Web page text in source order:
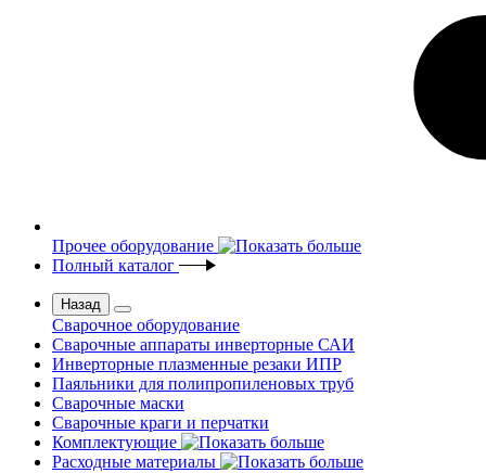
Прочее оборудование
Полный каталог
Назад
Сварочное оборудование
Сварочные аппараты инверторные САИ
Инверторные плазменные резаки ИПР
Паяльники для полипропиленовых труб
Сварочные маски
Сварочные краги и перчатки
Комплектующие
Расходные материалы